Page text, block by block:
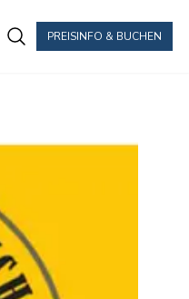
PREISINFO & BUCHEN